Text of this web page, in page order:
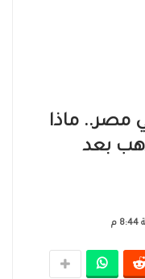
مصر.. ماذا
الذهب بعد